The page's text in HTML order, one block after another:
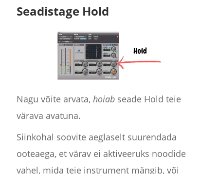
Seadistage Hold
Nagu võite arvata, hoiabseade Hold teie
värava avatuna.
Siinkohal soovite aeglaselt suurendada
ooteaega, et värav ei aktiveeruks noodide
vahel, mida teie instrument mängib, või